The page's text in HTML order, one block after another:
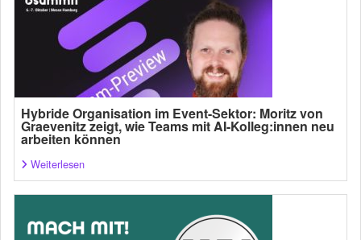
Hybride Organisation im Event-Sektor: Moritz von
Graevenitz zeigt, wie Teams mit AI-Kolleg:innen neu
arbeiten können
Weiterlesen